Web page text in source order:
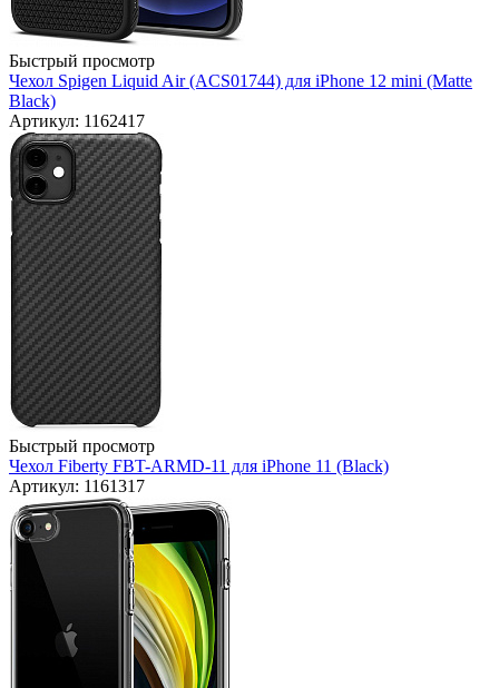
Быстрый просмотр
Чехол Spigen Liquid Air (ACS01744) для iPhone 12 mini (Matte
Black)
Артикул: 1162417
Быстрый просмотр
Чехол Fiberty FBT-ARMD-11 для iPhone 11 (Black)
Артикул: 1161317